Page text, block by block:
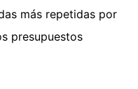
más repetidas por
presupuestos